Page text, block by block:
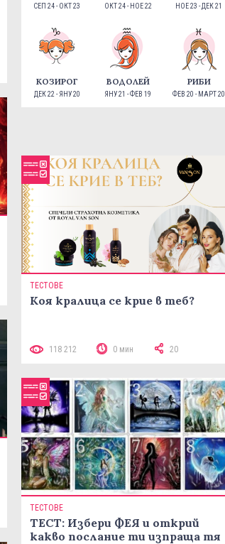
СЕП 24 - ОКТ 23 ОКТ 24 - НОЕ 22 НОЕ 23 - ДЕК 21
КОЗИРОГ
ДЕК 22 - ЯНУ 20
ВОДОЛЕЙ
ЯНУ 21 - ФЕВ 19
РИБИ
ФЕВ 20 - МАРТ 20
ТЕСТОВЕ
Коя кралица се крие в теб?
118 212 0 мин 20
ТЕСТОВЕ
ТЕСТ: Избери ФЕЯ и открий
какво послание ти изпраща тя